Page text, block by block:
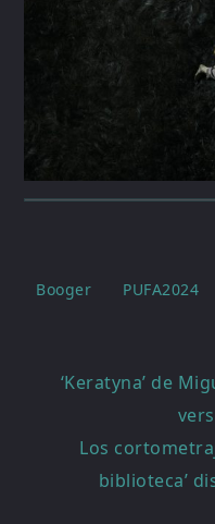
Booger PUFA2024
Navegación
entradas
‘Keratyna’ de
Los
biblioteca’